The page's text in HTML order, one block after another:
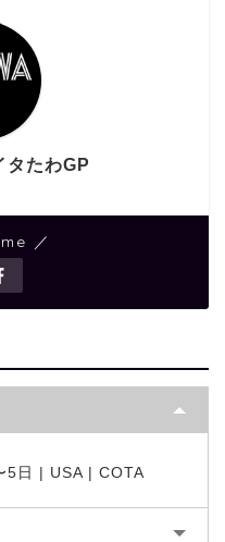
タたわGP
／
5日 | USA | COTA